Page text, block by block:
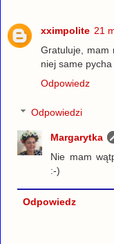
xximpolite 21
Gratuluje, mam
niej same
Odpowiedz
Odpowiedzi
Margarytka
Nie mam
:-)
Odpowiedz